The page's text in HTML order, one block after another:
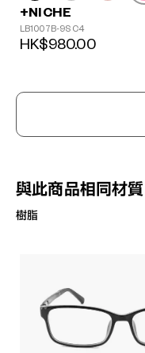
+NICHE
LB1007B-9S C4
HK$980.00
與此商品相同材質
樹脂